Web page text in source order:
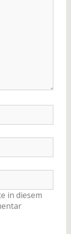
in diesem